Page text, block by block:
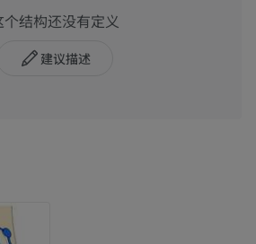
个结构还没有定义
建议描述